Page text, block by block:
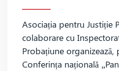
Asociația pentru Justiție
colaborare cu
Probațiune organizează,
Conferința națională